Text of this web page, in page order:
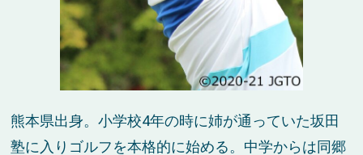
熊本県出身。小学校4年の時に姉が通っていた坂田
塾に入りゴルフを本格的に始める。中学からは同郷